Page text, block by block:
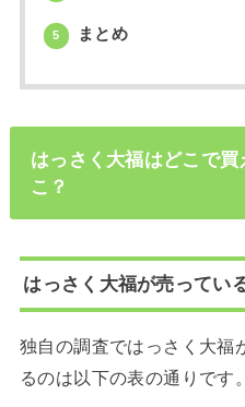
5 まとめ
はっさく大福はどこで
こ？
はっさく大福が売ってい
独自の調査ではっさく大福
るのは以下の表の通りです。